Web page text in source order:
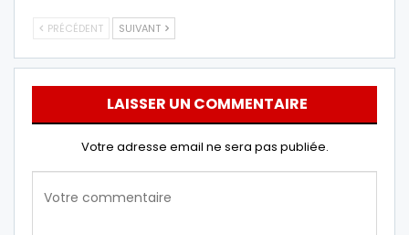
PRÉCÉDENT SUIVANT
LAISSER UN COMMENTAIRE
Votre adresse email ne sera pas publiée.